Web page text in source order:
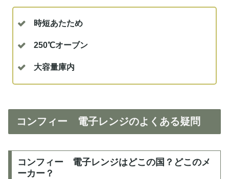
時短あたため
250℃オーブン
大容量庫内
コンフィー 電子レンジのよくある疑問
コンフィー 電子レンジはどこの国？どこのメ
ーカー？